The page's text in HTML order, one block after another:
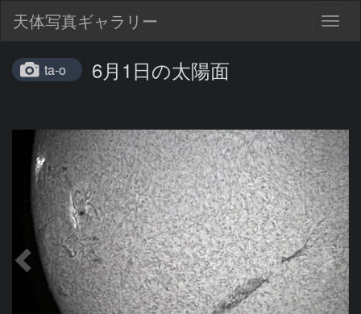
天体写真ギャラリー
ta-o 6月1日の太陽面